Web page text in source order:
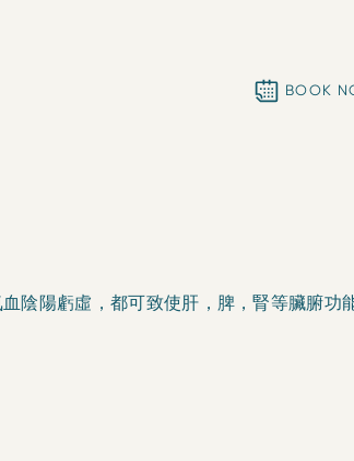
BOOK
陰陽虧虛，都可致使肝，脾，腎等臟腑功